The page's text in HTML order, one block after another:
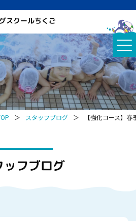
スクールちくご
＞ スタッフブログ ＞ 【強化コース】
ッフブログ